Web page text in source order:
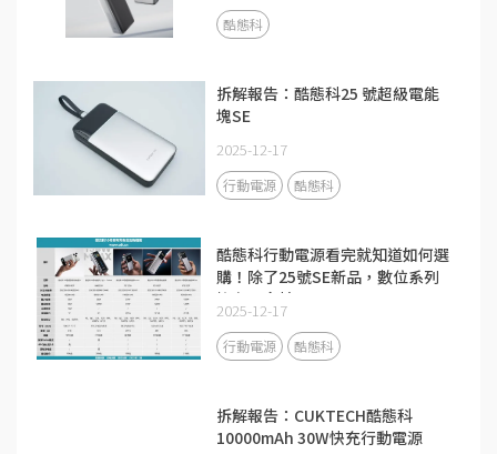
酷態科
拆解報告：酷態科25 號超級電能
塊SE
2025-12-17
行動電源 酷態科
酷態科行動電源看完就知道如何選
購！除了25號SE新品，數位系列
擁有更多精品
2025-12-17
行動電源 酷態科
拆解報告：CUKTECH酷態科
10000mAh 30W快充行動電源